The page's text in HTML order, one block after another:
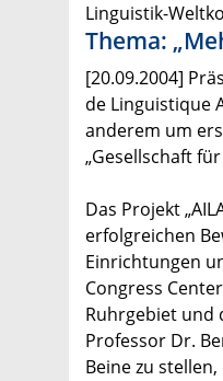
Linguistik-
Thema:
[20.09.2004]
de Linguistique
anderem um
„Gesellschaft
Das Projekt
erfolgreichen
Einrichtungen
Congress
Ruhrgebiet und
Professor Dr.
Beine zu